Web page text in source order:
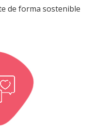
de forma sostenible